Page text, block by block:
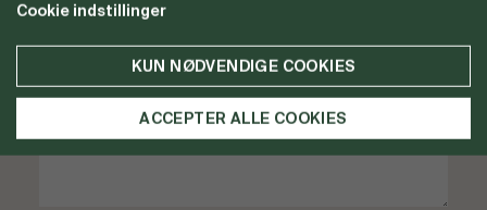
Cookie indstillinger
KUN NØDVENDIGE COOKIES
ACCEPTER ALLE COOKIES